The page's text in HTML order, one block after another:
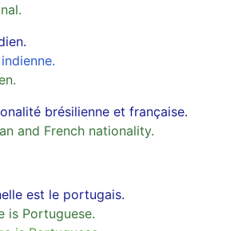
brésilienne et française.
and French nationality.
est le portugais.
is Portuguese.